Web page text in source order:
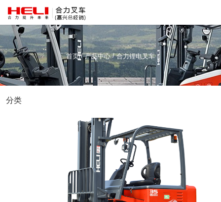
首页/产品中心 /合力锂电叉车
分类